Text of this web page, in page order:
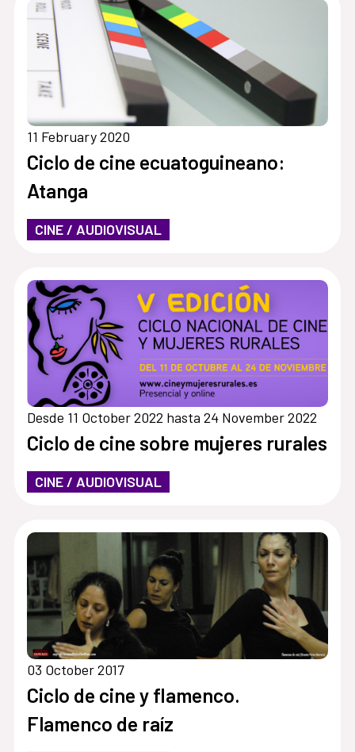
11 February 2020
Ciclo de cine ecuatoguineano:
Atanga
CINE / AUDIOVISUAL
Desde 11 October 2022 hasta 24 November 2022
Ciclo de cine sobre mujeres rurales
CINE / AUDIOVISUAL
03 October 2017
Ciclo de cine y flamenco.
Flamenco de raíz